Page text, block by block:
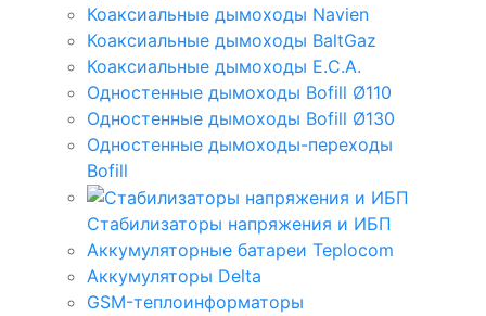
Коаксиальные дымоходы Navien
Коаксиальные дымоходы BaltGaz
Коаксиальные дымоходы E.C.A.
Одностенные дымоходы Bofill Ø110
Одностенные дымоходы Bofill Ø130
Одностенные дымоходы-переходы
Bofill
Стабилизаторы напряжения и ИБП
Аккумуляторные батареи Teplocom
Аккумуляторы Delta
GSM-теплоинформаторы